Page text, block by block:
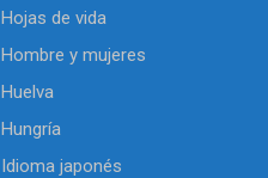
Hojas de vida
Hombre y mujeres
Huelva
Hungría
Idioma japonés